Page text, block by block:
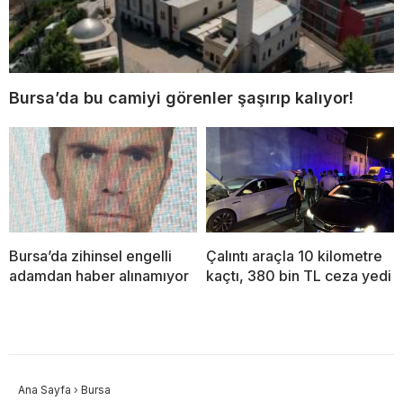
Bursa’da bu camiyi görenler şaşırıp kalıyor!
Bursa’da zihinsel engelli
adamdan haber alınamıyor
Çalıntı araçla 10 kilometre
kaçtı, 380 bin TL ceza yedi
Ana Sayfa › Bursa